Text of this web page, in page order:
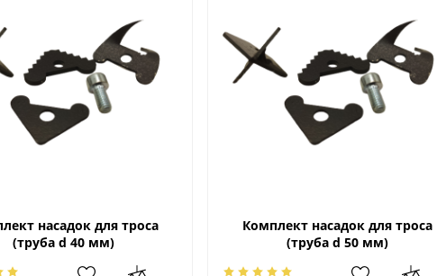
насадок для троса
(труба d 40 мм)
Комплект насадок для троса
(труба d 50 мм)